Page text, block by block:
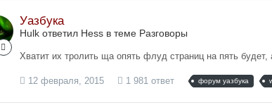
Уазбука
Hulk ответил Hess в теме Разговоры
Хватит их тролить ща опять флуд страниц на пять
12 февраля, 2015 1 981 ответ форум уазбука